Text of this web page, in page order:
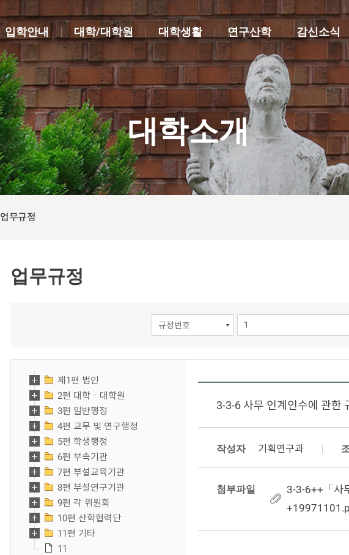
입학안내 대학/대학원 대학생활 연구산학 감신소식
대학소개
업무규정
업무규정
제1편 법인
2편 대학ㆍ대학원
3편 일반행정
4편 교무 및 연구행정
5편 학생행정
6편 부속기관
7편 부설교육기관
8편 부설연구기관
9편 각 위원회
10편 산학협력단
11편 기타
11
3-3-6 사무 인계인수에 관한
작성자 기획연구과
첨부파일
3-3-6++「사